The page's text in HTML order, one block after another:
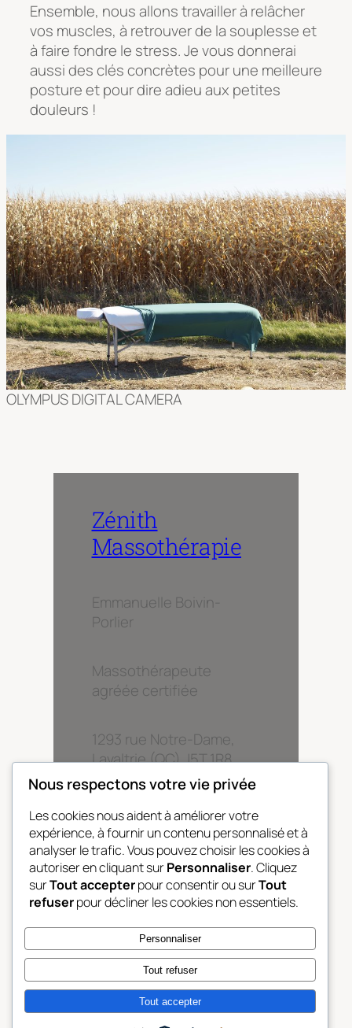
Ensemble, nous allons travailler à relâcher
vos muscles, à retrouver de la souplesse et
à faire fondre le stress. Je vous donnerai
aussi des clés concrètes pour une meilleure
posture et pour dire adieu aux petites
douleurs !
OLYMPUS DIGITAL CAMERA
Zénith
Massothérapie
Emmanuelle Boivin-
Porlier
Massothérapeute
agréée certifiée
1293 rue Notre-Dame,
Lavaltrie (QC) J5T 1R8
514.424.4823
Le zénith du mieux être
pour votre corps et votre
esprit.
Twenty Twenty-Five Conçu avecWordPress
Nous respectons votre vie privée
Les cookies nous aident à améliorer votre
expérience, à fournir un contenu personnalisé et à
analyser le trafic. Vous pouvez choisir les cookies à
autoriser en cliquant surPersonnaliser. Cliquez
surTout accepterpour consentir ou surTout
refuserpour décliner les cookies non essentiels.
Personnaliser
Tout refuser
Tout accepter